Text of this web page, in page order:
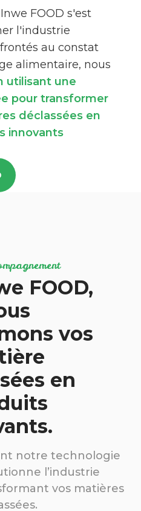
FOOD s'est
l'industrie
au constat
alimentaire, nous
utilisant une
pour transformer
déclassées en
innovants
FOOD,
vos
en
notre technologie
l’industrie
vos matières